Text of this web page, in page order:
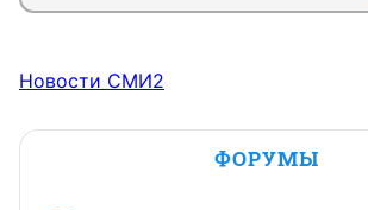
Новости СМИ2
ФОРУМЫ